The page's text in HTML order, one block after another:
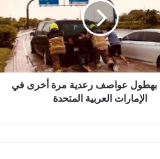
بهطول عواصف رعدية مرة أخرى في
الإمارات العربية المتحدة